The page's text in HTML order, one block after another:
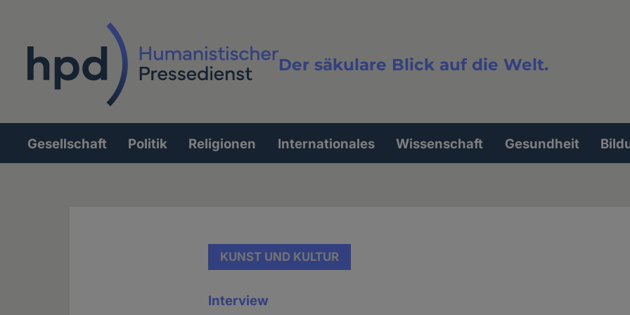
Der säkulare Blick auf die Welt.
Volltextsuche
Hauptnavigation
Gesellschaft Politik Religionen Internationales Wissenschaft Gesundheit
KUNST UND KULTUR
Interview